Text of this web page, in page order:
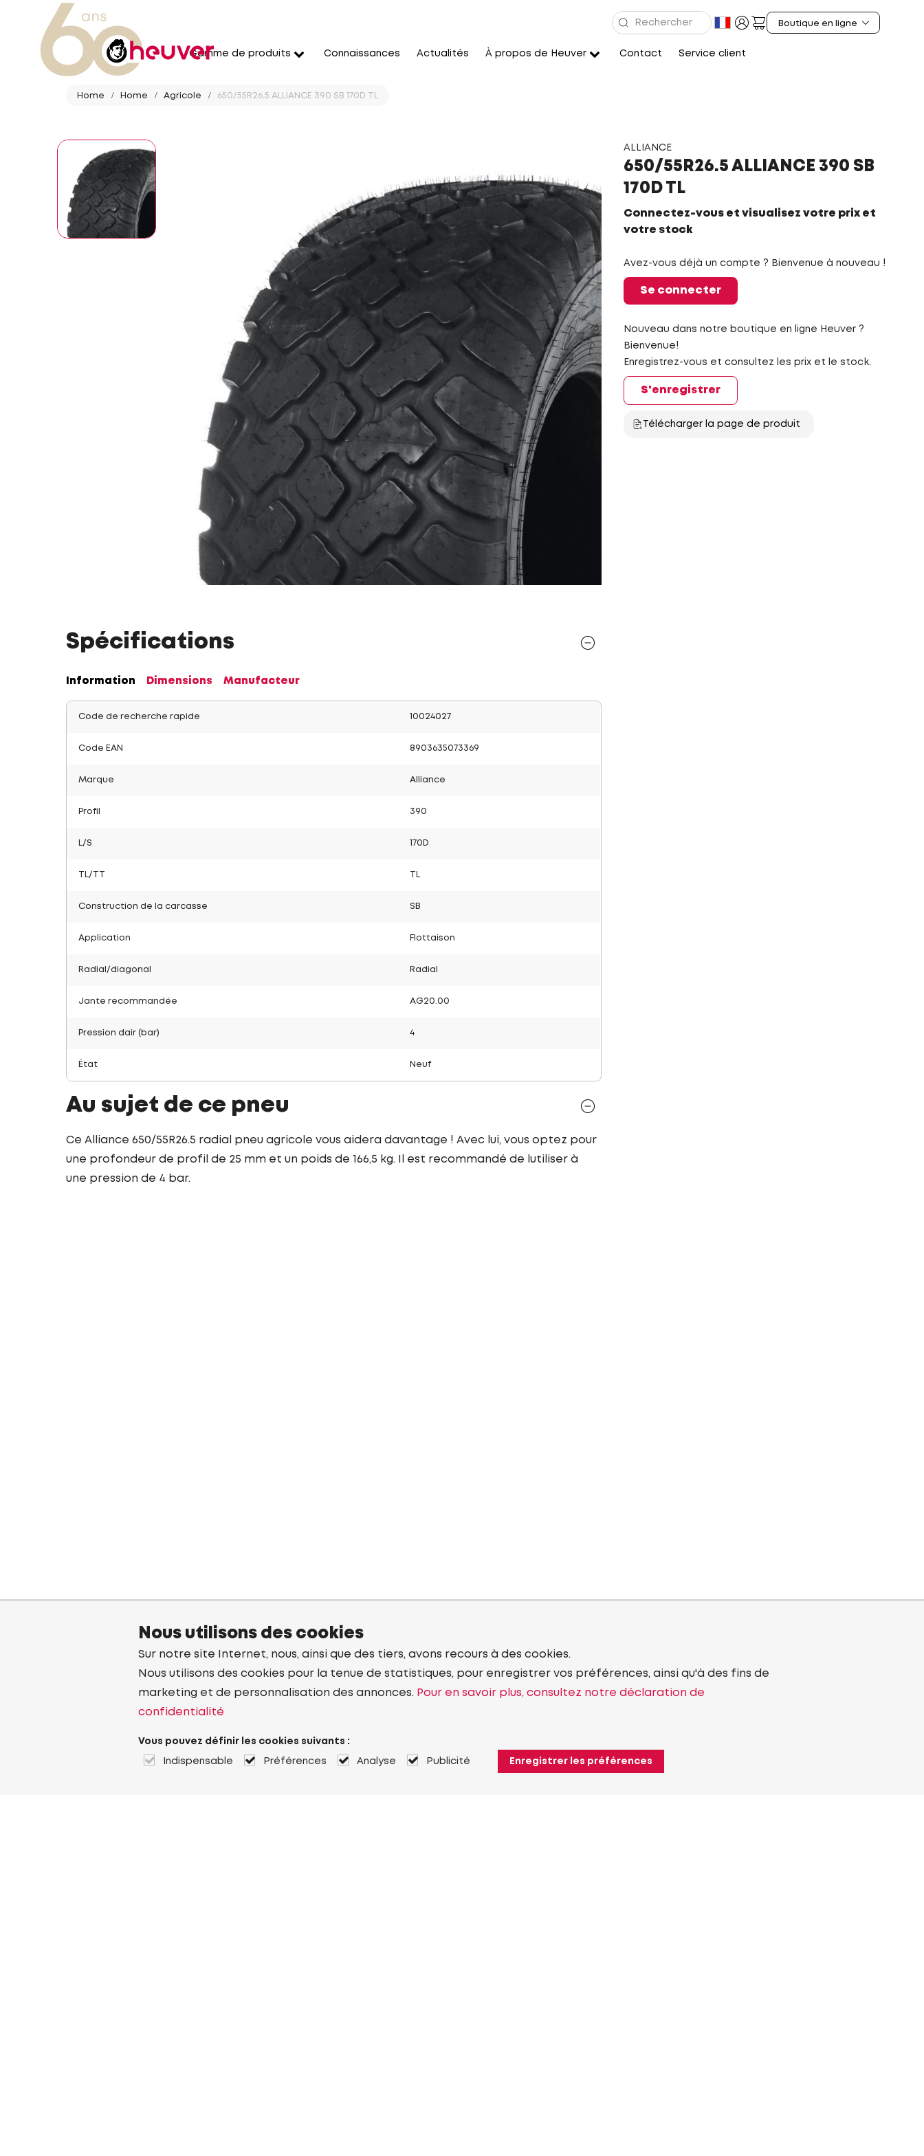
Gamme de produits Connaissances Actualités À propos de Heuver Contact Service client
Home Home Agricole 650/55R26.5 ALLIANCE 390 SB 170D TL
ALLIANCE
650/55R26.5 ALLIANCE 390 SB
170D TL
Connectez-vous et visualisez votre prix et
votre stock
Avez-vous déjà un compte ? Bienvenue à nouveau !
Se connecter
Nouveau dans notre boutique en ligne Heuver ?
Bienvenue!
Enregistrez-vous et consultez les prix et le stock.
S'enregistrer
Télécharger la page de produit
Spécifications
Information Dimensions Manufacteur
Code de recherche rapide 10024027
Code EAN 8903635073369
Marque Alliance
Profil 390
L/S 170D
TL/TT
Construction de la carcasse SB
Application Flottaison
Radial/diagonal Radial
Jante recommandée AG20.00
Pression dair (bar) 4
État Neuf
Au sujet de ce pneu
Ce Alliance 650/55R26.5 radial pneu agricole vous aidera davantage ! Avec lui, vous optez pour
une profondeur de profil de 25 mm et un poids de 166,5 kg. Il est recommandé de lutiliser à
une pression de 4 bar.
Nous utilisons des cookies
Sur notre site Internet, nous, ainsi que des tiers, avons recours à des cookies.
Nous utilisons des cookies pour la tenue de statistiques, pour enregistrer vos préférences, ainsi qu'à des fins de
marketing et de personnalisation des annonces. Pour en savoir plus, consultez notre déclaration de
confidentialité
Vous pouvez définir les cookies suivants :
Indispensable Préférences Analyse Publicité Enregistrer les préférences